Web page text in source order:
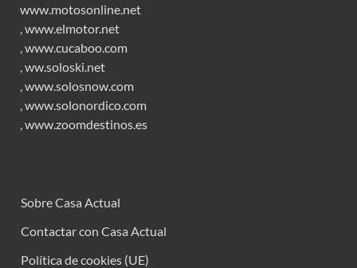
www.motosonline.net
www.elmotor.net
www.cucaboo.com
ww.soloski.net
www.solosnow.com
www.solonordico.com
www.zoomdestinos.es
Sobre Casa Actual
Contactar con Casa Actual
Política de cookies (UE)